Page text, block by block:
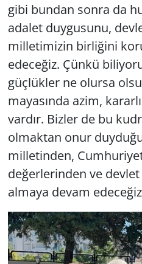
gibi bundan sonra da
adalet duygusunu,
milletimizin birliğini
edeceğiz. Çünkü
güçlükler ne olursa
mayasında azim,
vardır. Bizler de bu
olmaktan onur
milletinden,
değerlerinden ve
almaya devam